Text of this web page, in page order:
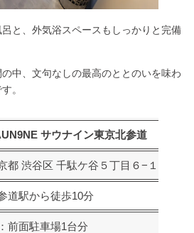
と、外気浴スペースもしっかりと完備
中、文句なしの最高のととのいを味わ
。
サウナイン東京北参道
都 渋谷区 千駄ケ谷５丁目６−１４ Y.B.
道駅から徒歩10分
前面駐車場1台分